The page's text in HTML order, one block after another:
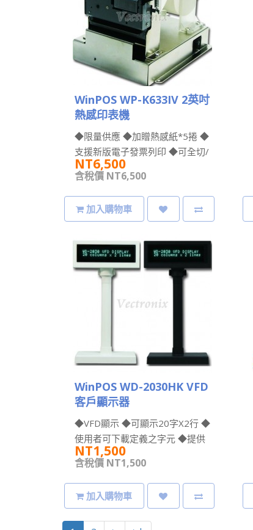
WinPOS WP-K633IV 2英吋
熱感印表機
◆限量供應 ◆加贈熱感紙*5捲 ◆
支援新版電子發票列印 ◆可全切/
飄落式 ◆小型kiosk..
NT6,500
含稅價 NT6,500
加入購物車
WinPOS WD-2030HK VFD
客戶顯示器
◆VFD顯示 ◆可顯示20字X2行 ◆
使用者可下載定義之字元 ◆提供
長短管方便安裝高度 ◆USB..
NT1,500
含稅價 NT1,500
加入購物車